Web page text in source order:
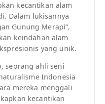
kecantikan alam
Dalam lukisannya
Gunung Merapi”,
keindahan alam
yang unik.
seorang ahli seni
Indonesia
mereka menggali
kecantikan